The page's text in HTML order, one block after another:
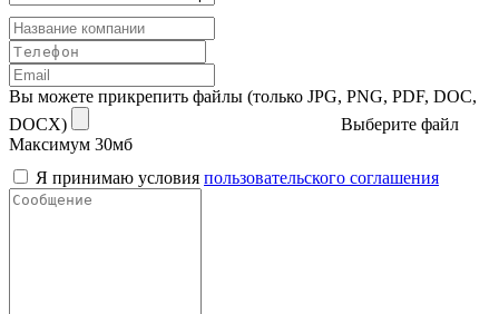
Вы можете прикрепить файлы (только JPG, PNG, PDF, DOC,
DOCX)
Выберите файл
Максимум 30мб
Я принимаю условия пользовательского соглашения